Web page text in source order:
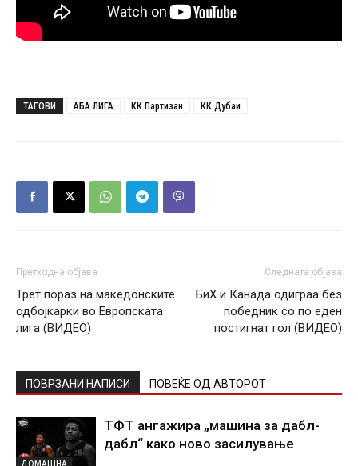
ТАГОВИ АБА ЛИГА КК Партизан КК Дубаи
Претходна објава
Трет пораз на македонските
одбојкарки во Европската
лига (ВИДЕО)
Следната објава
БиХ и Канада одиграа без
победник со по еден
постигнат гол (ВИДЕО)
ПОВРЗАНИ НАПИСИ ПОВЕЌЕ ОД АВТОРОТ
ТФТ ангажира „машина за дабл-
дабл“ како ново засилување